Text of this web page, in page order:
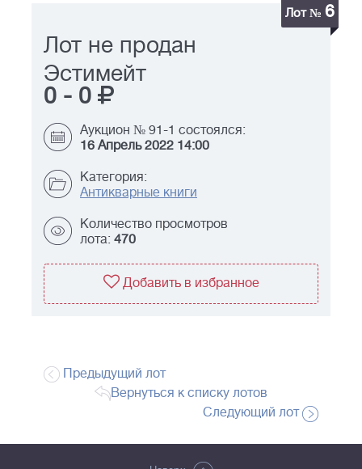
Лот № 6
Лот не продан
Эстимейт
0 - 0
Аукцион № 91-1 состоялся:
16 Апрель 2022 14:00
Категория:
Антикварные книги
Количество просмотров
лота: 470
Добавить в избранное
Предыдущий лот
Вернуться к списку лотов
Следующий лот